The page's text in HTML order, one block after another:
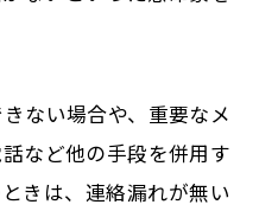
ない場合や、重要なメ
など他の手段を併用す
きは、連絡漏れが無い